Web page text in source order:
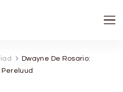
Dwayne De Rosario:
Pereluud